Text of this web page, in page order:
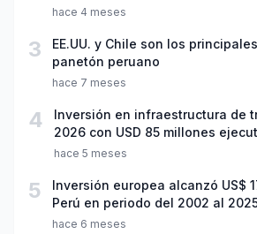
hace 4 meses
3
EE.UU. y Chile son los
panetón peruano
hace 7 meses
4
Inversión en infraestructura de
2026 con USD 85 millones
hace 5 meses
5
Inversión europea alcanzó US$
Perú en periodo del 2002 al
hace 6 meses